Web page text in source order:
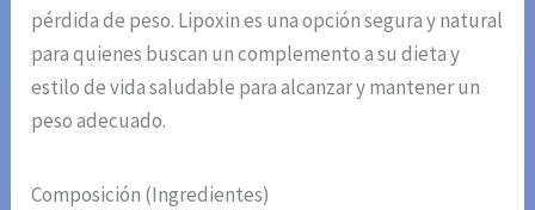
pérdida de peso. Lipoxin es una opción segura y natural
para quienes buscan un complemento a su dieta y
estilo de vida saludable para alcanzar y mantener un
peso adecuado.
Composición (Ingredientes)